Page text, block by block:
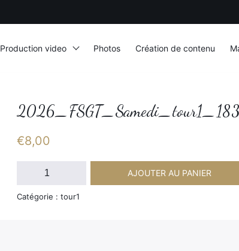
2026_FSGT_Samedi_tour1_183
€8,00
quantité
2026_FSGT_Samedi_tour1_183
AJOUTER AU PANIER
Catégorie : tour1
Production video Photos Création de contenu